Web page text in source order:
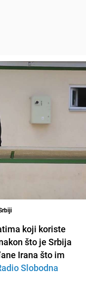
koji koriste
što je Srbija
Irana što im
Slobodna